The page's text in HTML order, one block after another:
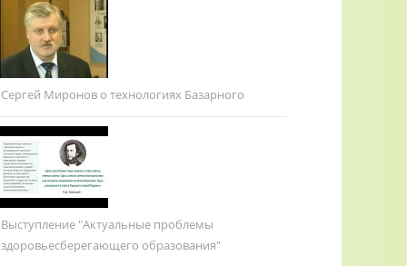
Сергей Миронов о технологиях Базарного
Выступление "Актуальные проблемы
здоровьесберегающего образования"